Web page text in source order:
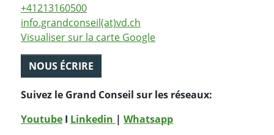
+41213160500
info.grandconseil(at)vd.ch
Visualiser sur la carte Google
NOUS ÉCRIRE
Suivez le Grand Conseil sur les réseaux:
Youtube I Linkedin | Whatsapp